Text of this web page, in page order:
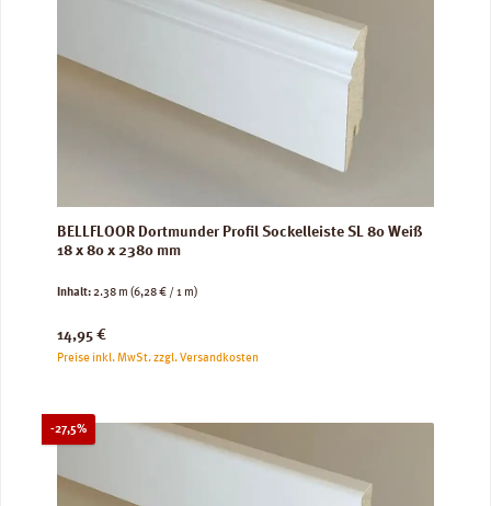
BELLFLOOR Dortmunder Profil Sockelleiste SL 80 Weiß
18 x 80 x 2380 mm
Inhalt:2.38 m (6,28 € / 1 m)
Regulärer Preis:
14,95 €
Preise inkl. MwSt. zzgl. Versandkosten
-27,5%Rabatt